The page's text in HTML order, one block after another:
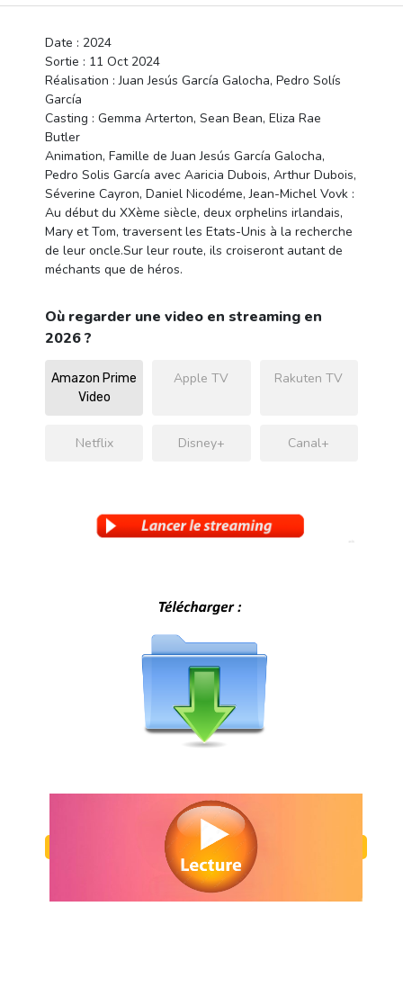
Date : 2024
Sortie : 11 Oct 2024
Réalisation : Juan Jesús García Galocha, Pedro Solís
García
Casting : Gemma Arterton, Sean Bean, Eliza Rae
Butler
Animation, Famille de Juan Jesús García Galocha,
Pedro Solis García avec Aaricia Dubois, Arthur Dubois,
Séverine Cayron, Daniel Nicodéme, Jean-Michel Vovk :
Au début du XXème siècle, deux orphelins irlandais,
Mary et Tom, traversent les Etats-Unis à la recherche
de leur oncle.Sur leur route, ils croiseront autant de
méchants que de héros.
Où regarder une video en streaming en
2026 ?
Amazon Prime
Video
Apple TV Rakuten TV
Netflix Disney+ Canal+